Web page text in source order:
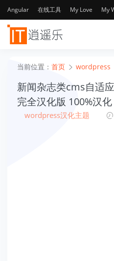
Angular 在线工具 My Love My
当前位置： 首页 wordpress
新闻杂志类cms自适
完全汉化版 100%汉
wordpress汉化主题